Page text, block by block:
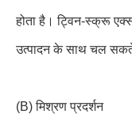
होता है। ट्विन-स्क्रू
उत्पादन के साथ चल
(B) मिश्रण प्रदर्शन